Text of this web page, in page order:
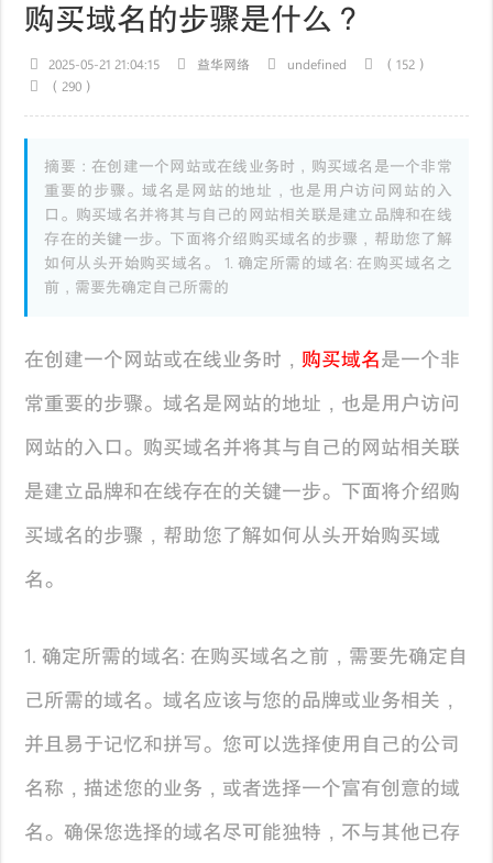
购买域名的步骤是什么？
2025-05-21 21:04:15 益华网络 undefined
（152）
（290）
摘要：在创建一个网站或在线业务时，购买域名是一个非常
重要的步骤。域名是网站的地址，也是用户访问网站的入
口。购买域名并将其与自己的网站相关联是建立品牌和在线
存在的关键一步。下面将介绍购买域名的步骤，帮助您了解
如何从头开始购买域名。 1. 确定所需的域名: 在购买域名之
前，需要先确定自己所需的
在创建一个网站或在线业务时，购买域名是一个非
常重要的步骤。域名是网站的地址，也是用户访问
网站的入口。购买域名并将其与自己的网站相关联
是建立品牌和在线存在的关键一步。下面将介绍购
买域名的步骤，帮助您了解如何从头开始购买域
名。
1. 确定所需的域名: 在购买域名之前，需要先确定自
己所需的域名。域名应该与您的品牌或业务相关，
并且易于记忆和拼写。您可以选择使用自己的公司
名称，描述您的业务，或者选择一个富有创意的域
名。确保您选择的域名尽可能独特，不与其他已存